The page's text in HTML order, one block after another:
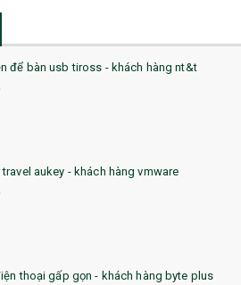
để bàn usb tiross - khách hàng nt&t
aukey - khách hàng vmware
thoại gấp gọn - khách hàng byte plus